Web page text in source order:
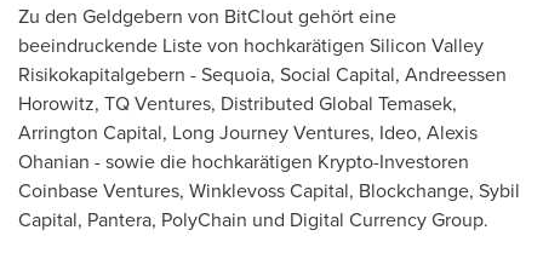
Zu den Geldgebern von BitClout gehört eine
beeindruckende Liste von hochkarätigen Silicon Valley
Risikokapitalgebern - Sequoia, Social Capital, Andreessen
Horowitz, TQ Ventures, Distributed Global Temasek,
Arrington Capital, Long Journey Ventures, Ideo, Alexis
Ohanian - sowie die hochkarätigen Krypto-Investoren
Coinbase Ventures, Winklevoss Capital, Blockchange, Sybil
Capital, Pantera, PolyChain und Digital Currency Group.